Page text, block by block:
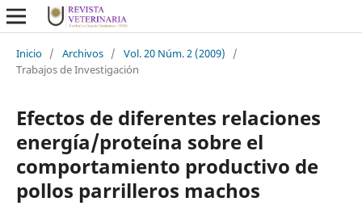
Inicio / Archivos / Vol. 20 Núm. 2 (2009)
/
Trabajos de Investigación
Efectos de diferentes relaciones
energía/proteína sobre el
comportamiento productivo de
pollos parrilleros machos